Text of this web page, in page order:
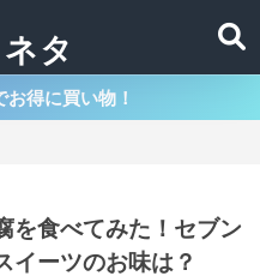
得に買い物！
を食べてみた！セブン
イーツのお味は？